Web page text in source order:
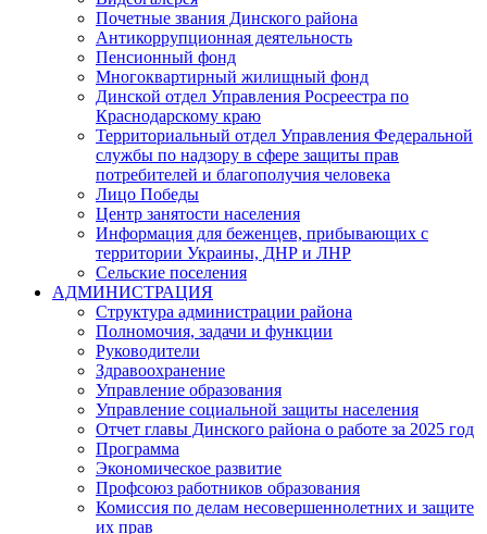
Почетные звания Динского района
Антикоррупционная деятельность
Пенсионный фонд
Многоквартирный жилищный фонд
Динской отдел Управления Росреестра по
Краснодарскому краю
Территориальный отдел Управления Федеральной
службы по надзору в сфере защиты прав
потребителей и благополучия человека
Лицо Победы
Центр занятости населения
Информация для беженцев, прибывающих с
территории Украины, ДНР и ЛНР
Сельские поселения
АДМИНИСТРАЦИЯ
Структура администрации района
Полномочия, задачи и функции
Руководители
Здравоохранение
Управление образования
Управление социальной защиты населения
Отчет главы Динского района о работе за 2025 год
Программа
Экономическое развитие
Профсоюз работников образования
Комиссия по делам несовершеннолетних и защите
их прав